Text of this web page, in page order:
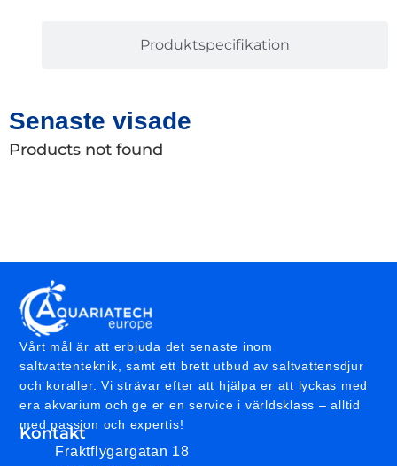
Produktspecifikation
Senaste visade
Products not found
Vårt mål är att erbjuda det senaste inom
saltvattenteknik, samt ett brett utbud av saltvattensdjur
och koraller. Vi strävar efter att hjälpa er att lyckas med
era akvarium och ge er en service i världsklass – alltid
med passion och expertis!
Kontakt
Fraktflygargatan 18